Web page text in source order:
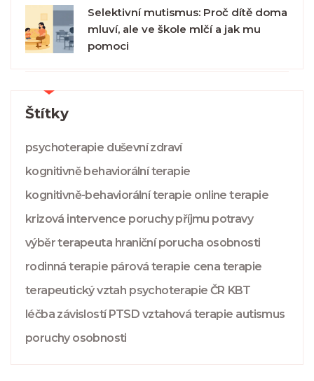
Selektivní mutismus: Proč dítě doma
mluví, ale ve škole mlčí a jak mu
pomoci
Štítky
psychoterapie duševní zdraví
kognitivně behaviorální terapie
kognitivně-behaviorální terapie online terapie
krizová intervence poruchy příjmu potravy
výběr terapeuta hraniční porucha osobnosti
rodinná terapie párová terapie cena terapie
terapeutický vztah psychoterapie ČR KBT
léčba závislostí PTSD vztahová terapie autismus
poruchy osobnosti